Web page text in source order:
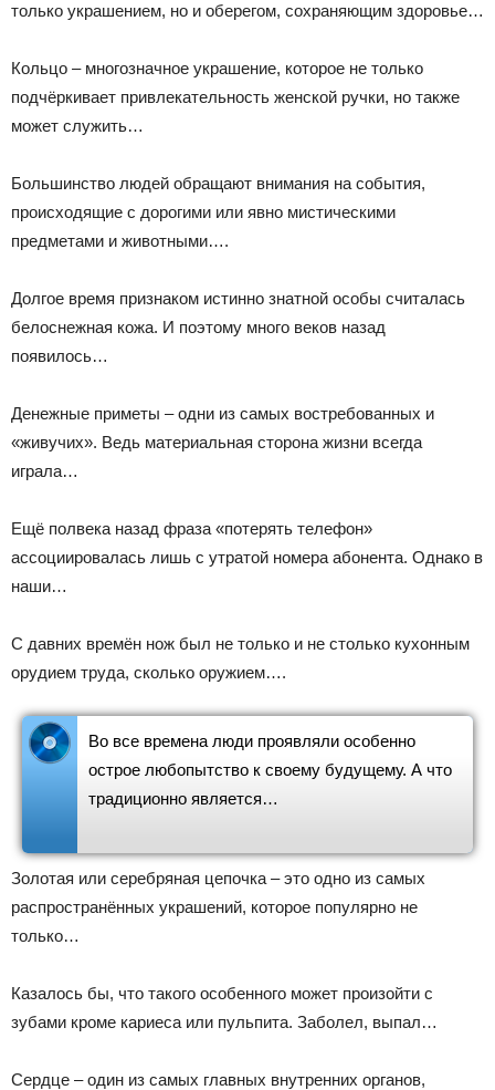
только украшением, но и оберегом, сохраняющим здоровье…
Кольцо – многозначное украшение, которое не только
подчёркивает привлекательность женской ручки, но также
может служить…
Большинство людей обращают внимания на события,
происходящие с дорогими или явно мистическими
предметами и животными….
Долгое время признаком истинно знатной особы считалась
белоснежная кожа. И поэтому много веков назад
появилось…
Денежные приметы – одни из самых востребованных и
«живучих». Ведь материальная сторона жизни всегда
играла…
Ещё полвека назад фраза «потерять телефон»
ассоциировалась лишь с утратой номера абонента. Однако в
наши…
С давних времён нож был не только и не столько кухонным
орудием труда, сколько оружием….
Во все времена люди проявляли особенно
острое любопытство к своему будущему. А что
традиционно является…
Золотая или серебряная цепочка – это одно из самых
распространённых украшений, которое популярно не
только…
Казалось бы, что такого особенного может произойти с
зубами кроме кариеса или пульпита. Заболел, выпал…
Сердце – один из самых главных внутренних органов,